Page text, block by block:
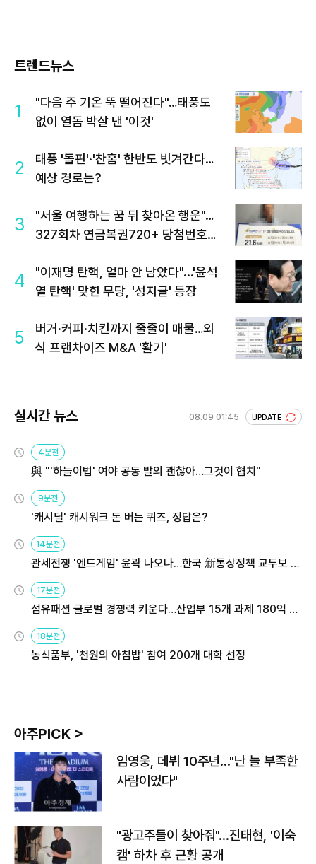
트렌드뉴스
1
"다음 주 기온 뚝 떨어진다"…태풍도
없이 열돔 박살 낸 '이것'
2
태풍 '돌핀'·'찬홈' 한반도 빗겨간다…
예상 경로는?
3
"서울 여행하는 꿈 뒤 찾아온 행운"…
327회차 연금복권720+ 당첨번호조
4
"이재명 탄핵, 얼마 안 남았다"...'윤석
열 탄핵' 맞힌 무당, '성지글' 등장
5
버거·커피·치킨까지 줄줄이 매물…외
식 프랜차이즈 M&A '활기'
실시간 뉴스 08.09 01:45 UPDATE
4분전
與 "'하늘이법' 여야 공동 발의 괜찮아…그것이 협치"
9분전
'캐시딜' 캐시워크 돈 버는 퀴즈, 정답은?
14분전
관세전쟁 '엔드게임' 윤곽 나오나…한국 新통상정책 교두보 활
17분전
섬유패션 글로벌 경쟁력 키운다…산업부 15개 과제 180억 지
18분전
농식품부, '천원의 아침밥' 참여 200개 대학 선정
아주PICK >
임영웅, 데뷔 10주년…"난 늘 부족한
사람이었다"
"광고주들이 찾아줘"…진태현, '이숙
캠' 하차 후 근황 공개